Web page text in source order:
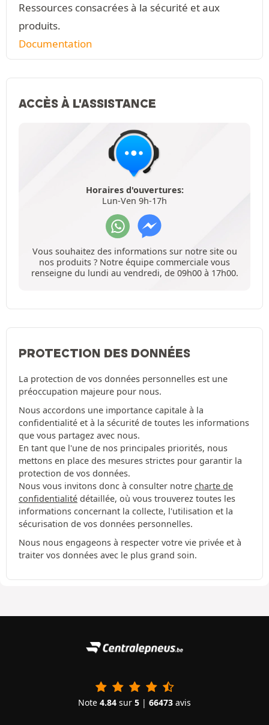
Ressources consacrées à la sécurité et aux
produits.
Documentation
ACCÈS À L'ASSISTANCE
Horaires d'ouvertures:
Lun-Ven 9h-17h
Vous souhaitez des informations sur notre site ou
nos produits ? Notre équipe commerciale vous
renseigne du lundi au vendredi, de 09h00 à 17h00.
PROTECTION DES DONNÉES
La protection de vos données personnelles est une
préoccupation majeure pour nous.
Nous accordons une importance capitale à la
confidentialité et à la sécurité de toutes les informations
que vous partagez avec nous.
En tant que l'une de nos principales priorités, nous
mettons en place des mesures strictes pour garantir la
protection de vos données.
Nous vous invitons donc à consulter notre charte de
confidentialité détaillée, où vous trouverez toutes les
informations concernant la collecte, l'utilisation et la
sécurisation de vos données personnelles.
Nous nous engageons à respecter votre vie privée et à
traiter vos données avec le plus grand soin.
Note 4.84 sur 5 | 66473 avis